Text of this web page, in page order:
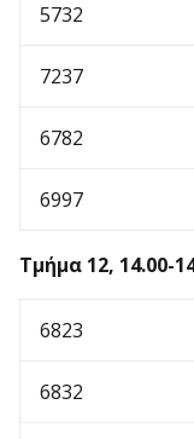
5732
7237
6782
6997
Τμήμα 12, 14.00-
6823
6832